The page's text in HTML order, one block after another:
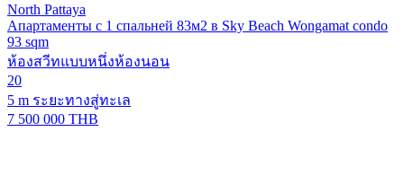
North Pattaya
Апартаменты с 1 спальней 83м2 в Sky Beach Wongamat condo
93 sqm
ห้องสวีทแบบหนึ่งห้องนอน
20
5 m ระยะทางสู่ทะเล
7 500 000 THB